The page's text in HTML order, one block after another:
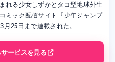
れる少女しずかとタコ型地球外生
ミック配信サイト『少年ジャンプ
25日まで連載された。
ービスを見る